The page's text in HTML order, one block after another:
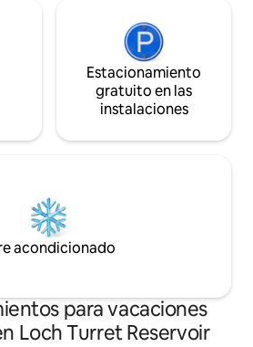
Estacionamiento
gratuito en las
instalaciones
acondicionado
para vacaciones
Loch Turret Reservoir